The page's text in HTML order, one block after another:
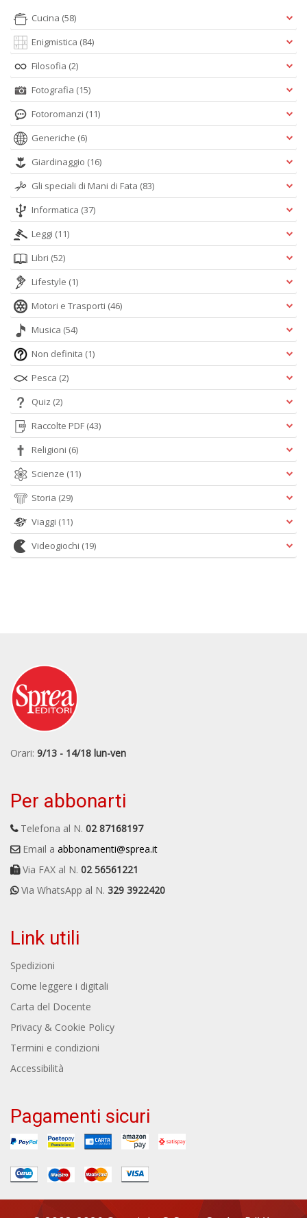
Cucina (58)
Enigmistica (84)
Filosofia (2)
Fotografia (15)
Fotoromanzi (11)
Generiche (6)
Giardinaggio (16)
Gli speciali di Mani di Fata (83)
Informatica (37)
Leggi (11)
Libri (52)
Lifestyle (1)
Motori e Trasporti (46)
Musica (54)
Non definita (1)
Pesca (2)
Quiz (2)
Raccolte PDF (43)
Religioni (6)
Scienze (11)
Storia (29)
Viaggi (11)
Videogiochi (19)
Orari: 9/13 - 14/18 lun-ven
Per abbonarti
Telefona al N. 02 87168197
Email a abbonamenti@sprea.it
Via FAX al N. 02 56561221
Via WhatsApp al N. 329 3922420
Link utili
Spedizioni
Come leggere i digitali
Carta del Docente
Privacy & Cookie Policy
Termini e condizioni
Accessibilità
Pagamenti sicuri